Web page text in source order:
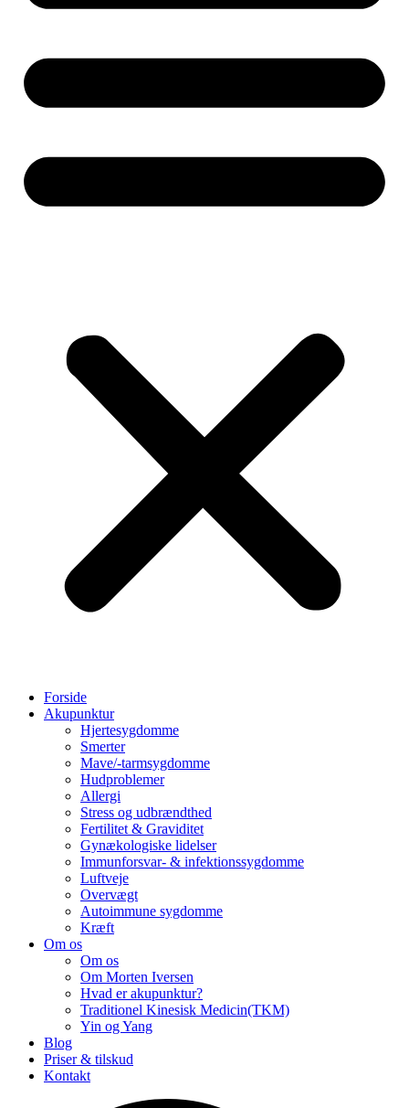
Forside
Akupunktur
Hjertesygdomme
Smerter
Mave/-tarmsygdomme
Hudproblemer
Allergi
Stress og udbrændthed
Fertilitet & Graviditet
Gynækologiske lidelser
Immunforsvar- & infektionssygdomme
Luftveje
Overvægt
Autoimmune sygdomme
Kræft
Om os
Om os
Om Morten Iversen
Hvad er akupunktur?
Traditionel Kinesisk Medicin(TKM)
Yin og Yang
Blog
Priser & tilskud
Kontakt